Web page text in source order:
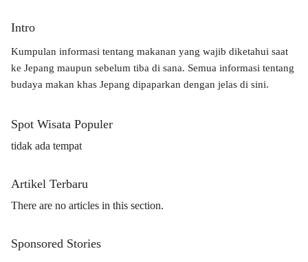
Intro
Kumpulan informasi tentang makanan yang wajib diketahui saat
ke Jepang maupun sebelum tiba di sana. Semua informasi tentang
budaya makan khas Jepang dipaparkan dengan jelas di sini.
Spot Wisata Populer
tidak ada tempat
Artikel Terbaru
There are no articles in this section.
Sponsored Stories